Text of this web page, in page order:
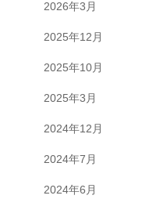
2026年3月
2025年12月
2025年10月
2025年3月
2024年12月
2024年7月
2024年6月